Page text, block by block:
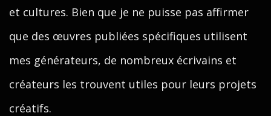
et cultures. Bien que je ne puisse pas affirmer
que des œuvres publiées spécifiques utilisent
mes générateurs, de nombreux écrivains et
créateurs les trouvent utiles pour leurs projets
créatifs.